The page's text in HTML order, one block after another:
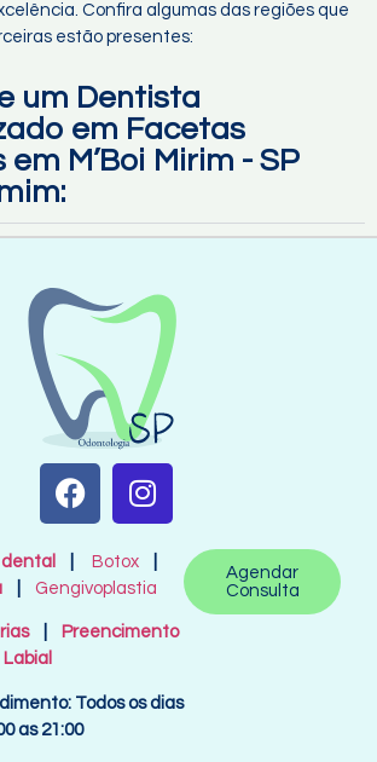
Confira algumas das regiões que
estão presentes:
um Dentista
em Facetas
em M’Boi Mirim - SP
Botox
Gengivoplastia
Preencimento
Labial
Todos os dias
as 21:00
Agendar
Consulta